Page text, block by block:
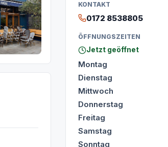
KONTAKT
0172 8538805
ÖFFNUNGSZEITEN
Jetzt geöffnet
Montag
Dienstag
Mittwoch
Donnerstag
Freitag
Samstag
Sonntag